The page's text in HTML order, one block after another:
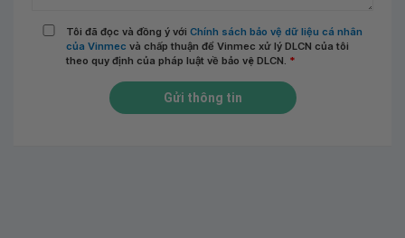
Tôi đã đọc và đồng ý với Chính sách bảo vệ dữ liệu cá nhân
của Vinmec và chấp thuận để Vinmec xử lý DLCN của tôi
theo quy định của pháp luật về bảo vệ DLCN. *
Gửi thông tin